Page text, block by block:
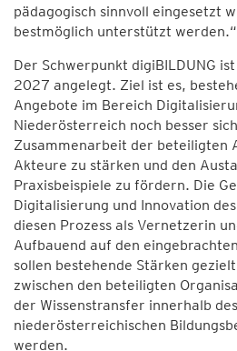
pädagogisch sinnvoll eingesetzt
bestmöglich unterstützt werden.“
Der Schwerpunkt digiBILDUNG
2027 angelegt. Ziel ist es,
Angebote im Bereich
Niederösterreich noch besser
Zusammenarbeit der beteiligten
Akteure zu stärken und den
Praxisbeispiele zu fördern. Die
Digitalisierung und Innovation
diesen Prozess als Vernetzerin
Aufbauend auf den
sollen bestehende Stärken
zwischen den beteiligten
der Wissenstransfer innerhalb des
niederösterreichischen
werden.